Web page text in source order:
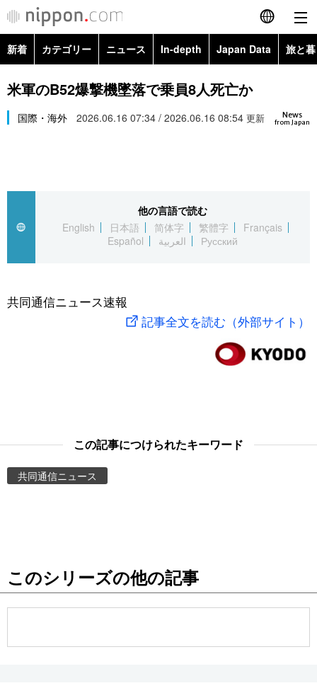
English
简体字
繁體字
العربية
社会
旅と暮らし
東京
新着 カテゴリー ニュース In-depth Japan Data 旅と
政治・外交
経済・ビジネス
社会
文化
科学・技術
暮らし
Images
お知らせ
米軍のB52爆撃機墜落で乗員8人死亡か
News
from Japan
国際・海外 2026.06.16 07:34 / 2026.06.16 08:54 更新
他の言語で読む
English
日本語 简体字 繁體字
Français
Español
العربية Русский
共同通信ニュース速報
記事全文を読む（外部サイト）
この記事につけられたキーワード
共同通信ニュース
このシリーズの他の記事